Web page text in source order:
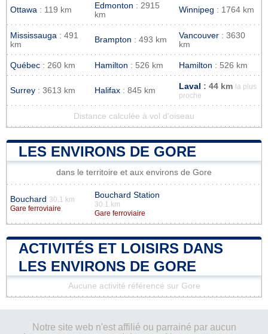
Ottawa : 119 km Edmonton : 2915
km
Winnipeg : 1764 km
Mississauga : 491
km
Brampton : 493 km Vancouver : 3630
km
Québec : 260 km Hamilton : 526 km Hamilton : 526 km
Surrey : 3613 km Halifax : 845 km Laval : 44 km
la plus
proche
Distance calculée à vol d'oiseau
LES ENVIRONS DE GORE
dans le territoire et aux environs de Gore
Bouchard 30.1 km
Gare ferroviaire
Bouchard Station
30.1 km
Gare ferroviaire
ACTIVITÉS ET LOISIRS DANS
LES ENVIRONS DE GORE
Aucune activité référencé sur Gore
Notre site web n'est affilié ou parrainé par aucun